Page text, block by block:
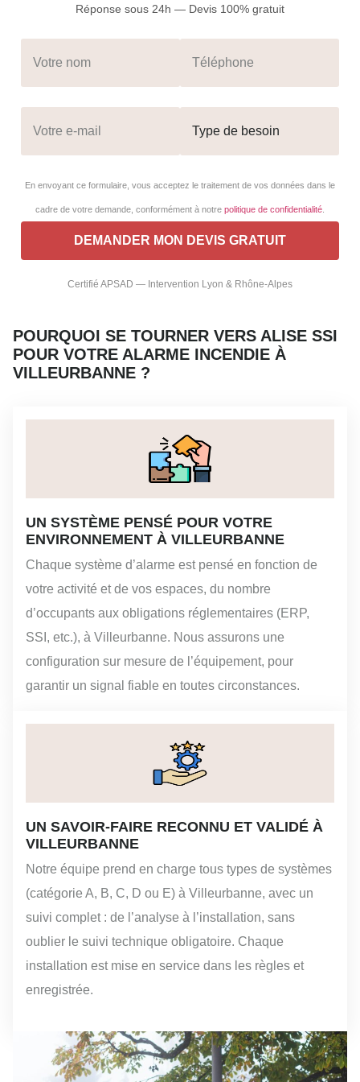
Réponse sous 24h — Devis 100% gratuit
En envoyant ce formulaire, vous acceptez le traitement de vos données dans le
cadre de votre demande, conformément à notre politique de confidentialité
Certifié APSAD — Intervention Lyon & Rhône-Alpes
POURQUOI SE TOURNER VERS ALISE SSI
POUR VOTRE ALARME INCENDIE À
VILLEURBANNE ?
UN SYSTÈME PENSÉ POUR VOTRE
ENVIRONNEMENT À VILLEURBANNE
Chaque système d’alarme est pensé en fonction de
votre activité et de vos espaces, du nombre
d’occupants aux obligations réglementaires (ERP,
SSI, etc.), à Villeurbanne. Nous assurons une
configuration sur mesure de l’équipement, pour
garantir un signal fiable en toutes circonstances.
UN SAVOIR-FAIRE RECONNU ET VALIDÉ À
VILLEURBANNE
Notre équipe prend en charge tous types de systèmes
(catégorie A, B, C, D ou E) à Villeurbanne, avec un
suivi complet : de l’analyse à l’installation, sans
oublier le suivi technique obligatoire. Chaque
installation est mise en service dans les règles et
enregistrée.